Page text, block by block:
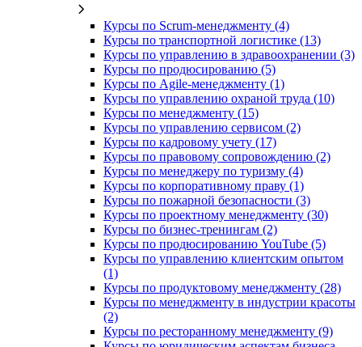
Курсы по Scrum-менеджменту (4)
Курсы по транспортной логистике (13)
Курсы по управлению в здравоохранении (3)
Курсы по продюсированию (5)
Курсы по Agile-менеджменту (1)
Курсы по управлению охраной труда (10)
Курсы по менеджменту (15)
Курсы по управлению сервисом (2)
Курсы по кадровому учету (17)
Курсы по правовому сопровождению (2)
Курсы по менеджеру по туризму (4)
Курсы по корпоративному праву (1)
Курсы по пожарной безопасности (3)
Курсы по проектному менеджменту (30)
Курсы по бизнес-тренингам (2)
Курсы по продюсированию YouTube (5)
Курсы по управлению клиентским опытом
(1)
Курсы по продуктовому менеджменту (28)
Курсы по менеджменту в индустрии красоты
(2)
Курсы по ресторанному менеджменту (9)